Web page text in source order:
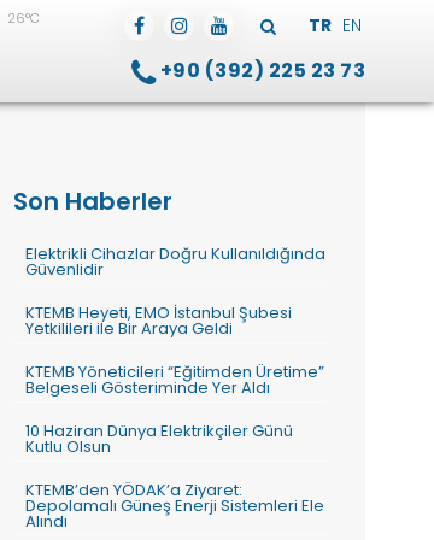
TR EN
26°C
+90 (392) 225 23 73
Son Haberler
Elektrikli Cihazlar Doğru Kullanıldığında
Güvenlidir
KTEMB Heyeti, EMO İstanbul Şubesi
Yetkilileri ile Bir Araya Geldi
KTEMB Yöneticileri “Eğitimden Üretime”
Belgeseli Gösteriminde Yer Aldı
10 Haziran Dünya Elektrikçiler Günü
Kutlu Olsun
KTEMB’den YÖDAK’a Ziyaret:
Depolamalı Güneş Enerji Sistemleri Ele
Alındı